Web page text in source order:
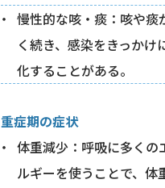
慢性的な咳・痰：咳や痰
く続き、感染をきっかけ
化することがある。
重症期の症状
体重減少：呼吸に多くの
ルギーを使うことで、体